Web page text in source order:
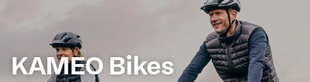
KAMEO Bikes